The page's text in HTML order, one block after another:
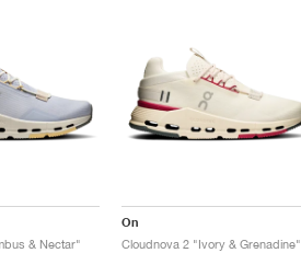
& Nectar"
On
Cloudnova 2 "Ivory & Grenadine"